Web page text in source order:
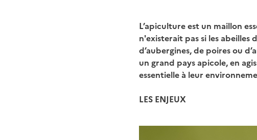
L’apiculture est un maillon
n'existerait pas si les abeilles
d’aubergines, de poires ou
un grand pays apicole, en
essentielle à leur
LES ENJEUX